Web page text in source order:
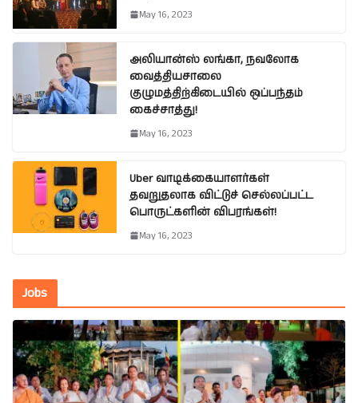
May 16, 2023
அலியான்ஸ் லங்கா, நவலோக
வைத்தியசாலை
குழுமத்திற்கிடையில் ஒப்பந்தம்
கைச்சாத்து!
May 16, 2023
Uber வாடிக்கையாளர்கள்
தவறுதலாக விட்டுச் செல்லப்பட்ட
பொருட்களின் விபரங்கள்!
May 16, 2023
Jobs